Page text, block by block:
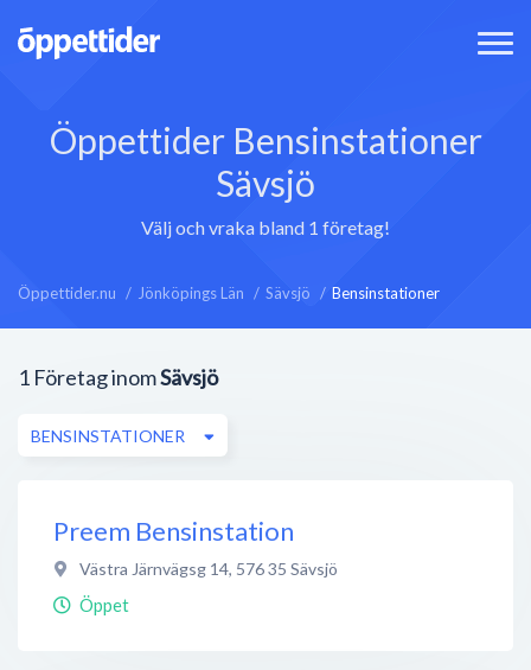
Öppettider Bensinstationer
Sävsjö
Välj och vraka bland 1 företag!
Öppettider.nu Jönköpings Län Sävsjö Bensinstationer
1 Företag inomSävsjö
BENSINSTATIONER
Preem Bensinstation
Västra Järnvägsg 14, 576 35 Sävsjö
Öppet